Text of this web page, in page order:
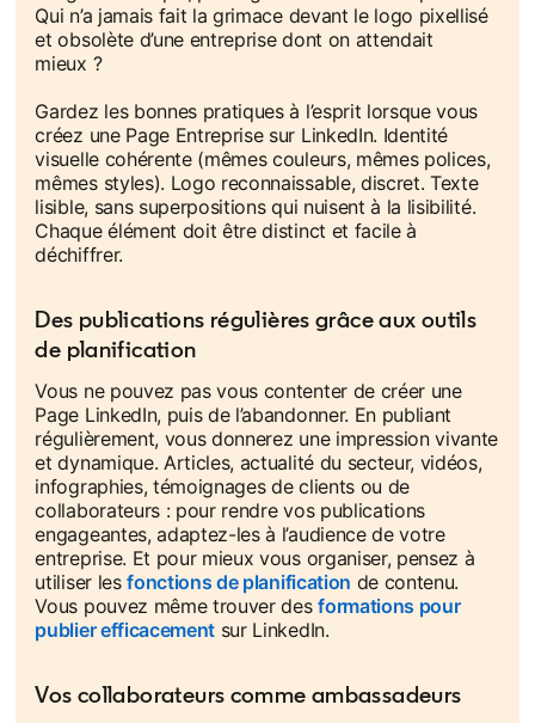
Qui n’a jamais fait la grimace devant le logo pixellisé
et obsolète d’une entreprise dont on attendait
mieux ?
Gardez les bonnes pratiques à l’esprit lorsque vous
créez une Page Entreprise sur LinkedIn. Identité
visuelle cohérente (mêmes couleurs, mêmes polices,
mêmes styles). Logo reconnaissable, discret. Texte
lisible, sans superpositions qui nuisent à la lisibilité.
Chaque élément doit être distinct et facile à
déchiffrer.
Des publications régulières grâce aux outils
de planification
Vous ne pouvez pas vous contenter de créer une
Page LinkedIn, puis de l’abandonner. En publiant
régulièrement, vous donnerez une impression vivante
et dynamique. Articles, actualité du secteur, vidéos,
infographies, témoignages de clients ou de
collaborateurs : pour rendre vos publications
engageantes, adaptez-les à l’audience de votre
entreprise. Et pour mieux vous organiser, pensez à
utiliser lesfonctions de planification opens in a new tab
de contenu.
Vous pouvez même trouver desformations pour
publier efficacement opens in a new tab
sur LinkedIn.
Vos collaborateurs comme ambassadeurs